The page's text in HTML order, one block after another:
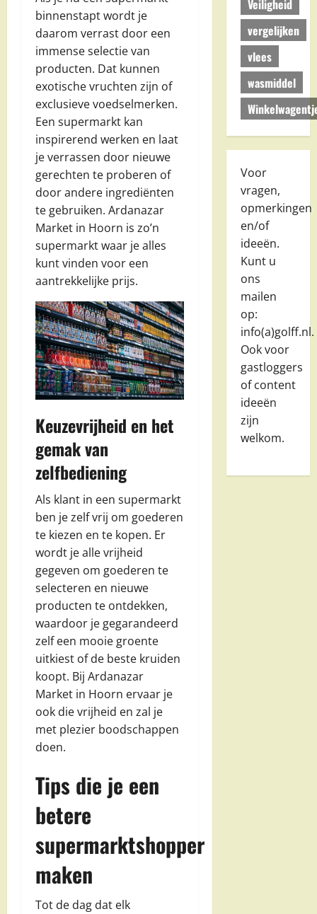
binnenstapt wordt je
daarom verrast door een
immense selectie van
producten. Dat kunnen
exotische vruchten zijn of
exclusieve voedselmerken.
Een supermarkt kan
inspirerend werken en laat
je verrassen door nieuwe
gerechten te proberen of
door andere ingrediënten
te gebruiken. Ardanazar
Market in Hoorn is zo’n
supermarkt waar je alles
kunt vinden voor een
aantrekkelijke prijs.
Keuzevrijheid en het
gemak van
zelfbediening
Als klant in een supermarkt
ben je zelf vrij om goederen
te kiezen en te kopen. Er
wordt je alle vrijheid
gegeven om goederen te
selecteren en nieuwe
producten te ontdekken,
waardoor je gegarandeerd
zelf een mooie groente
uitkiest of de beste kruiden
koopt. Bij Ardanazar
Market in Hoorn ervaar je
ook die vrijheid en zal je
met plezier boodschappen
doen.
Tips die je een
betere
supermarktshopper
maken
Tot de dag dat elk
Veiligheid
vergelijken
vlees
wasmiddel
Voor
vragen,
opmerkingen
en/of
ideeën.
Kunt u
ons
mailen
op:
info(a)golff.nl.
Ook voor
gastloggers
of content
ideeën
zijn
welkom.